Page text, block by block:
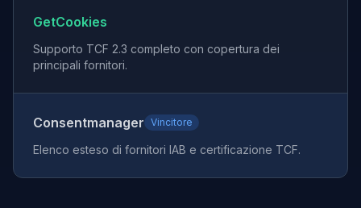
GetCookies
Supporto TCF 2.3 completo con copertura dei
principali fornitori.
Consentmanager Vincitore
Elenco esteso di fornitori IAB e certificazione TCF.